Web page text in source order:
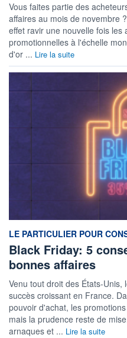
Vous faites partie des
affaires au mois de novembre
effet ravir une nouvelle fois
promotionnelles à l'échelle
d'or ... Lire la suite
information fournie par
LE PARTICULIER POUR
Black Friday: 5
bonnes affaires
Venu tout droit des États-Unis,
succès croissant en France.
pouvoir d'achat, les
mais la prudence reste de
arnaques et ... Lire la suite